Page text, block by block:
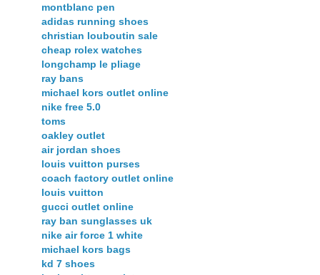
montblanc pen
adidas running shoes
christian louboutin sale
cheap rolex watches
longchamp le pliage
ray bans
michael kors outlet online
nike free 5.0
toms
oakley outlet
air jordan shoes
louis vuitton purses
coach factory outlet online
louis vuitton
gucci outlet online
ray ban sunglasses uk
nike air force 1 white
michael kors bags
kd 7 shoes